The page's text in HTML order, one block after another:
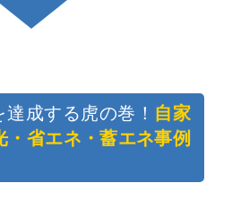
成する虎の巻！ 自家
・省エネ・蓄エネ事例